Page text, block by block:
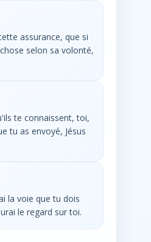
assurance, que si
selon sa volonté,
te connaissent, toi,
tu as envoyé, Jésus
la voie que tu dois
le regard sur toi.